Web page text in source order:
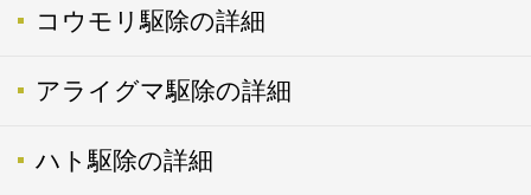
コウモリ駆除の詳細
アライグマ駆除の詳細
ハト駆除の詳細